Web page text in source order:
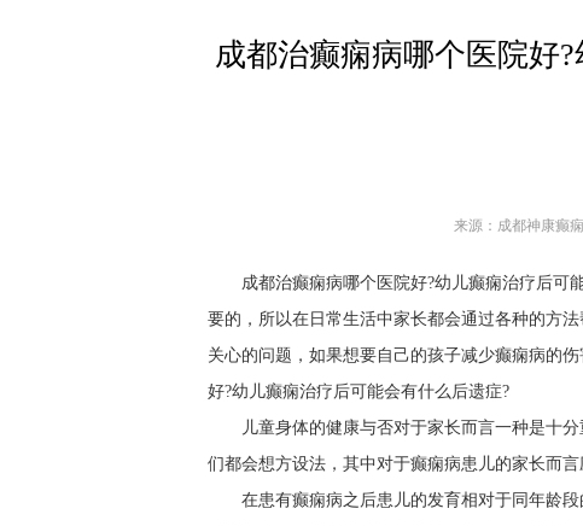
成都治癫痫病哪个医院好
来源：成都神康癫
成都治癫痫病哪个医院好?幼儿癫痫治疗后可
要的，所以在日常生活中家长都会通过各种的方
关心的问题，如果想要自己的孩子减少癫痫病的
好?幼儿癫痫治疗后可能会有什么后遗症?
儿童身体的健康与否对于家长而言一种是十
们都会想方设法，其中对于癫痫病患儿的家长而
在患有癫痫病之后患儿的发育相对于同年龄